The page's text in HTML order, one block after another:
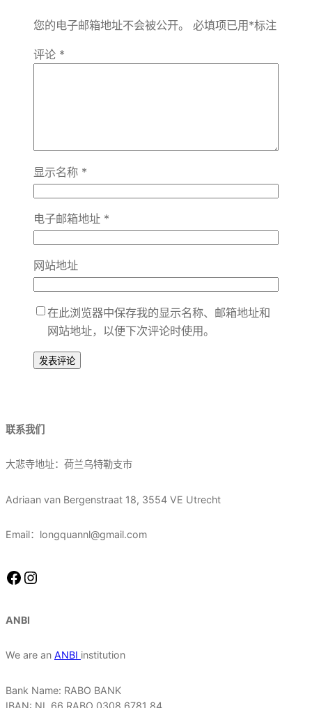
您的电子邮箱地址不会被公开。 必填项已用*标注
评论 *
显示名称 *
电子邮箱地址 *
网站地址
在此浏览器中保存我的显示名称、邮箱地址和
网站地址，以便下次评论时使用。
联系我们
大悲寺地址：荷兰乌特勒支市
Adriaan van Bergenstraat 18, 3554 VE Utrecht
Email：longquannl@gmail.com
Facebook Instagram
ANBI
We are an ANBI institution
Bank Name: RABO BANK
IBAN: NL 66 RABO 0308 6781 84